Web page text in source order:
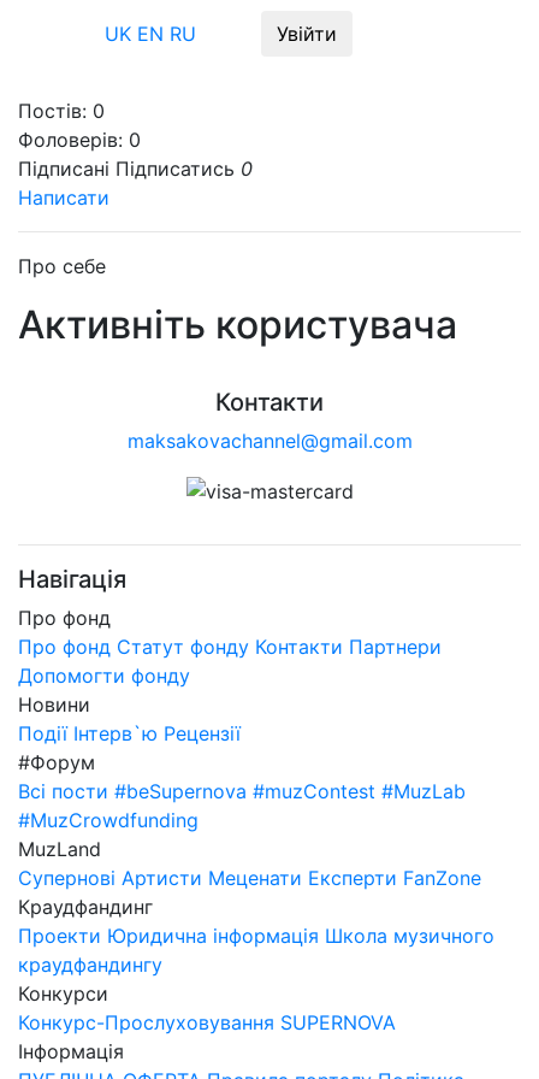
UK EN RU Увійти
Постів: 0
Фоловерів: 0
Підписані Підписатись 0
Написати
Про себе
Активніть користувача
Контакти
maksakovachannel@gmail.com
Навігація
Про фонд
Про фонд Статут фонду Контакти Партнери
Допомогти фонду
Новини
Події Інтерв`ю Рецензії
#Форум
Всі пости #beSupernova #muzContest #MuzLab
#MuzCrowdfunding
MuzLand
Супернові Артисти Меценати Експерти FanZone
Краудфандинг
Проекти Юридична інформація Школа музичного
краудфандингу
Конкурси
Конкурс-Прослуховування SUPERNOVA
Інформація